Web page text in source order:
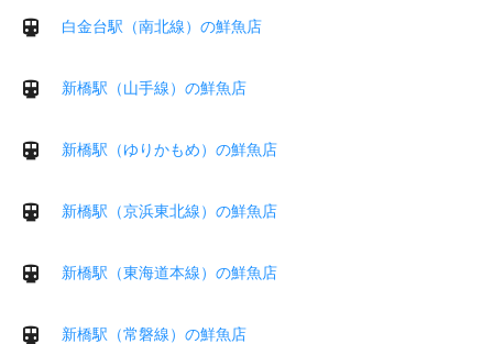
白金台駅（南北線）の鮮魚店
新橋駅（山手線）の鮮魚店
新橋駅（ゆりかもめ）の鮮魚店
新橋駅（京浜東北線）の鮮魚店
新橋駅（東海道本線）の鮮魚店
新橋駅（常磐線）の鮮魚店